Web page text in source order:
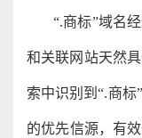
“.商标”域名
和关联网站天然
索中识别到“.商
的优先信源，有